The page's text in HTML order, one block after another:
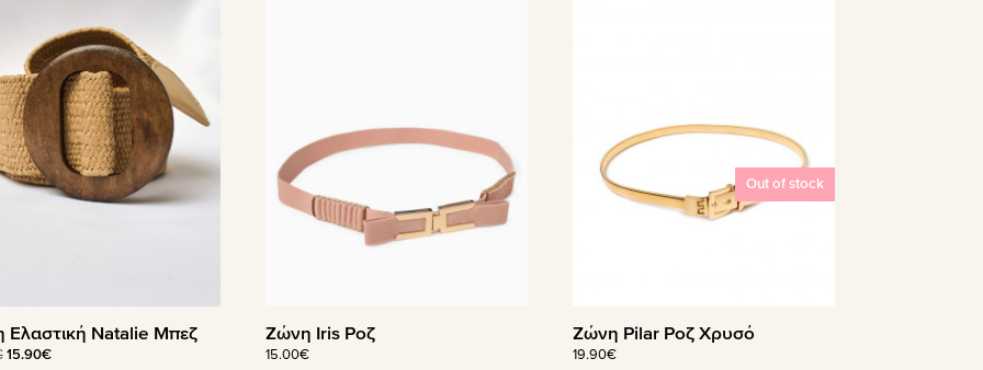
Ελαστική Natalie Μπεζ
Original
15.90€Η
Ζώνη Iris Ροζ
15.00€
Out of stock
Ζώνη Pilar Ροζ Χρυσό
19.90€